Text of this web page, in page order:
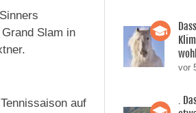
Slam in
auf
vor
.